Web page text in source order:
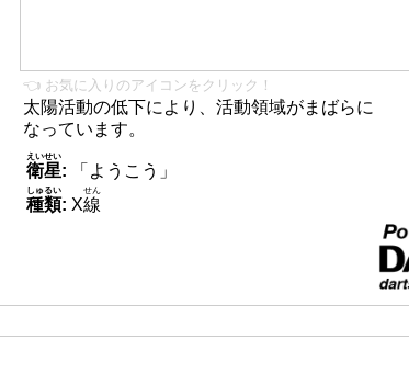
👈 お気に入りのアイコンをクリック！
太陽活動の低下により、活動領域がまばらに
なっています。
衛星
えいせい
:
「ようこう」
種類
しゅるい
: X線
せん